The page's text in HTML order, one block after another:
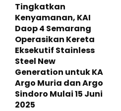
Tingkatkan
Kenyamanan, KAI
Daop 4 Semarang
Operasikan Kereta
Eksekutif Stainless
Steel New
Generation untuk KA
Argo Muria dan Argo
Sindoro Mulai 15 Juni
2025